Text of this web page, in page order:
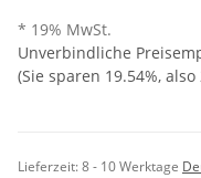
* 19% MwSt.
Unverbindliche
(Sie sparen 19.54%, also
Lieferzeit:8 - 10 Werktage